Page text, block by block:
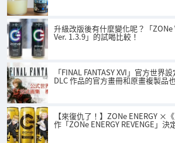
升級改版後有什麼變化呢？「
Ver. 1.3.9」的試喝比較！
「FINAL FANTASY XVI」官方世界
DLC 作品的官方畫冊和原畫複製品
【來復仇了！】ZONe ENERGY ×
作「ZONe ENERGY REVENGE」決